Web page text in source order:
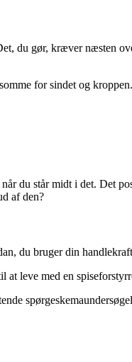
du gør, kræver næsten
for sindet og kroppen.
du står midt i det. Det
af den?
du bruger din
leve med en